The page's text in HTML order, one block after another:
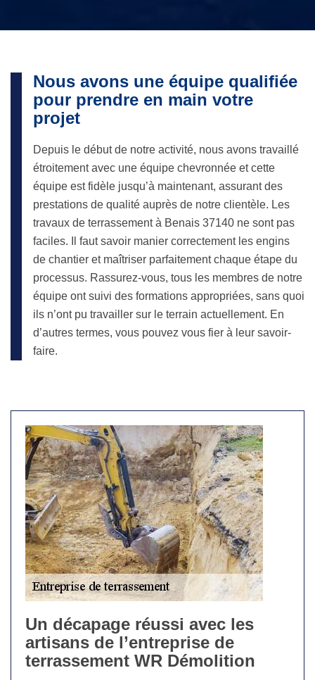
Nous avons une équipe qualifiée
pour prendre en main votre
projet
Depuis le début de notre activité, nous avons travaillé
étroitement avec une équipe chevronnée et cette
équipe est fidèle jusqu’à maintenant, assurant des
prestations de qualité auprès de notre clientèle. Les
travaux de terrassement à Benais 37140 ne sont pas
faciles. Il faut savoir manier correctement les engins
de chantier et maîtriser parfaitement chaque étape du
processus. Rassurez-vous, tous les membres de notre
équipe ont suivi des formations appropriées, sans quoi
ils n’ont pu travailler sur le terrain actuellement. En
d’autres termes, vous pouvez vous fier à leur savoir-
faire.
Un décapage réussi avec les
artisans de l’entreprise de
terrassement WR Démolition